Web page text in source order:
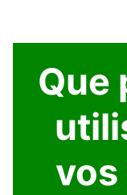
Que
vos